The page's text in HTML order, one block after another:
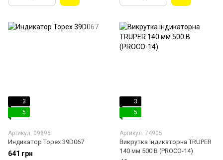
3
5
Артикул: 09896
Индикатор Торех 39D067
641 грн
3
5
Артикул: 74905
Викрутка індикаторна TRUPER
140 мм 500 В (PROCO-14)